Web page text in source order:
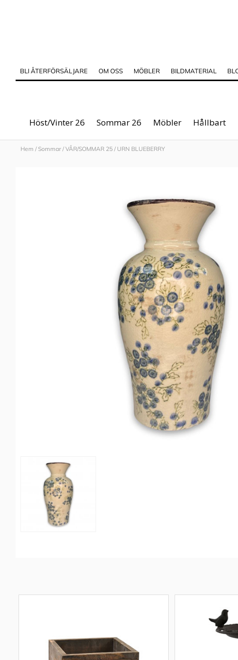
BLI ÅTERFÖRSÄLJARE OM OSS MÖBLER BILDMATERIAL
Höst/Vinter 26 Sommar 26 Möbler Hållbart
Hem / Sommar /VÅR/SOMMAR 25 / URN BLUEBERRY